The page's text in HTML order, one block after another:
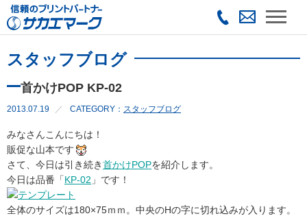
スタッフブログ
首かけPOP KP-02
2013.07.19 CATEGORY： スタッフブログ
みなさんこんにちは！
販促な山本です
さて、今日は引き続き首かけPOPを紹介します。
今日は品番「KP-02 」です！
全体のサイズは180×75ｍｍ。中央のHの字に切れ込みが入ります。